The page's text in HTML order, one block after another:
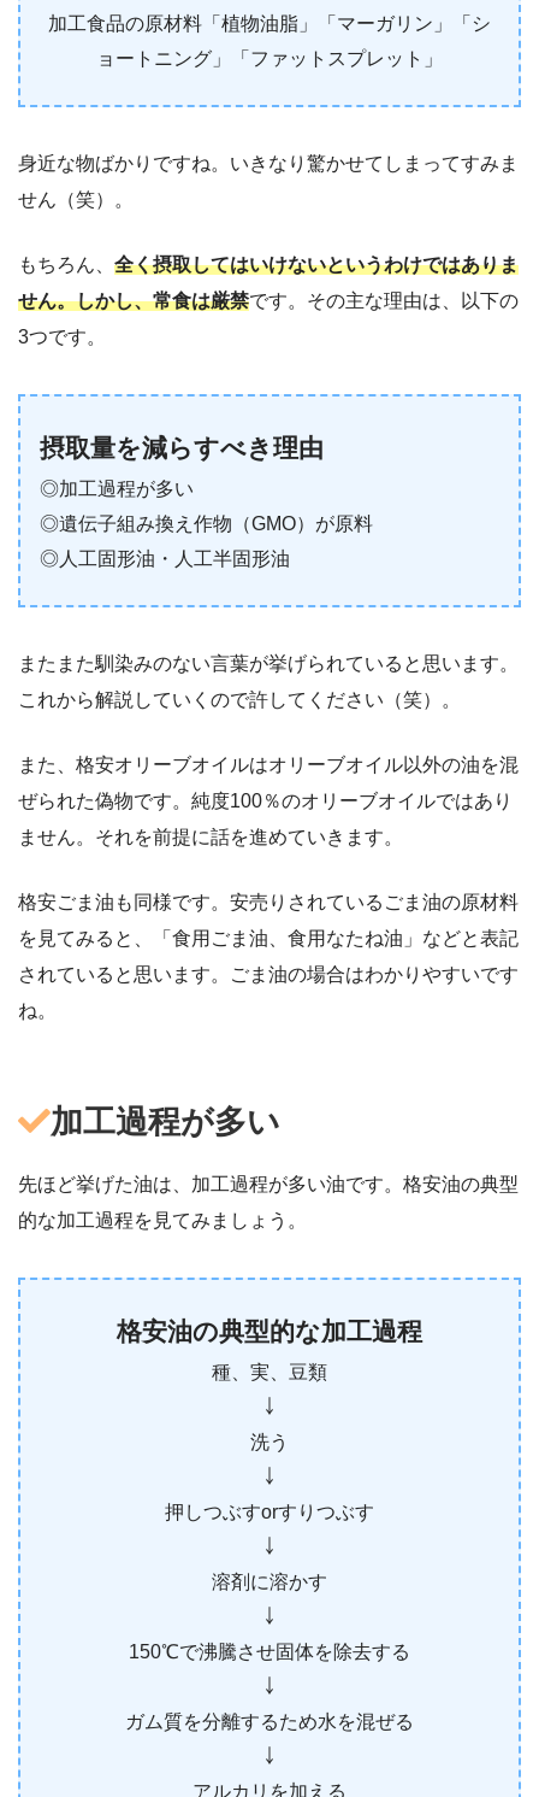
加工食品の原材料「植物油脂」「マーガリン」「シ
ョートニング」「ファットスプレット」
身近な物ばかりですね。いきなり驚かせてしまってすみま
せん（笑）。
もちろん、 全く摂取してはいけないというわけではありま
せん。しかし、常食は厳禁です。その主な理由は、以下の
3つです。
摂取量を減らすべき理由
◎加工過程が多い
◎遺伝子組み換え作物（GMO）が原料
◎人工固形油・人工半固形油
またまた馴染みのない言葉が挙げられていると思います。
これから解説していくので許してください（笑）。
また、格安オリーブオイルはオリーブオイル以外の油を混
ぜられた偽物です。純度100％のオリーブオイルではあり
ません。それを前提に話を進めていきます。
格安ごま油も同様です。安売りされているごま油の原材料
を見てみると、「食用ごま油、食用なたね油」などと表記
されていると思います。ごま油の場合はわかりやすいです
ね。
加工過程が多い
先ほど挙げた油は、加工過程が多い油です。格安油の典型
的な加工過程を見てみましょう。
格安油の典型的な加工過程
種、実、豆類
￬
洗う
￬
押しつぶすorすりつぶす
￬
溶剤に溶かす
￬
150℃で沸騰させ固体を除去する
￬
ガム質を分離するため水を混ぜる
￬
アルカリを加える